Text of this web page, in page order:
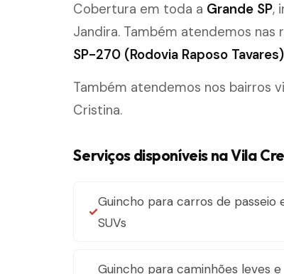
Cobertura em toda a Grande SP,
Jandira. Também atendemos nas
SP-270 (Rodovia Raposo
Também atendemos nos bairros
Cristina.
Serviços disponíveis na Vila
Guincho para carros de passeio
SUVs
Guincho para caminhões leves e